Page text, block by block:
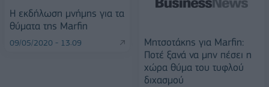
Η εκδήλωση μνήμης για τα
θύματα της Marfin
09/05/2020 - 13:09
Μητσοτάκης για Marfin:
Ποτέ ξανά να μην πέσει η
χώρα θύμα του τυφλού
διχασμού